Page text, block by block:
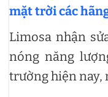
mặt trời các
Limosa nhận
nóng năng
trường hiện nay,